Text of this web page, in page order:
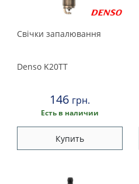
Свічки запалювання
Denso K20TT
146 грн.
Есть в наличии
Купить